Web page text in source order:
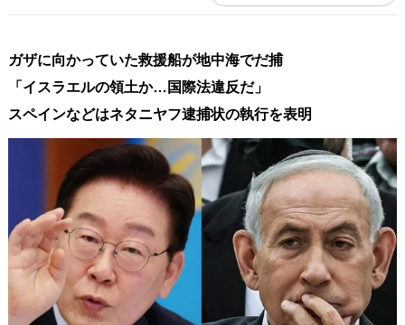
リ
ク
다
트
링
크
ガザに向かっていた救援船が地中海でだ捕
「イスラエルの領土か…国際法違反だ」
スペインなどはネタニヤフ逮捕状の執行を表明